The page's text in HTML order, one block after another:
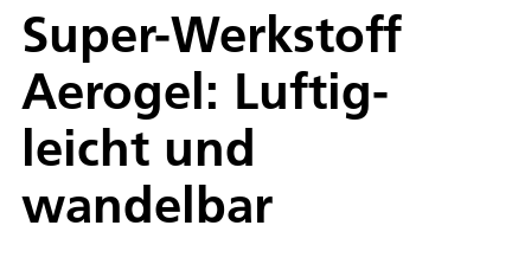
Super-Werkstoff
Aerogel: Luftig-
leicht und
wandelbar